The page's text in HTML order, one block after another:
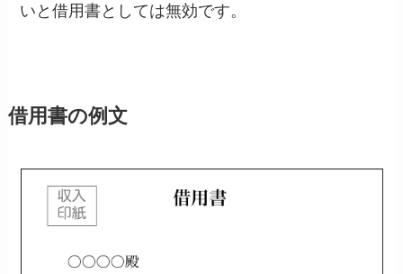
いと借用書としては無効です。
借用書の例文